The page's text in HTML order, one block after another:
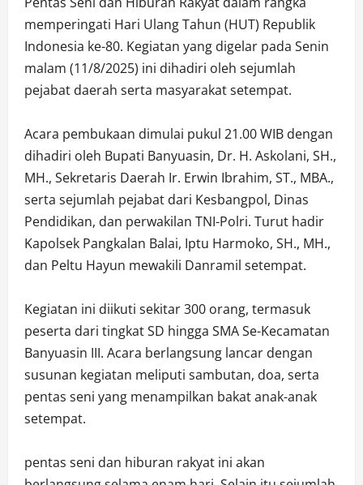
memperingati Hari Ulang Tahun (HUT) Republik
Indonesia ke-80. Kegiatan yang digelar pada Senin
malam (11/8/2025) ini dihadiri oleh sejumlah
pejabat daerah serta masyarakat setempat.
Acara pembukaan dimulai pukul 21.00 WIB dengan
dihadiri oleh Bupati Banyuasin, Dr. H. Askolani, SH.,
MH., Sekretaris Daerah Ir. Erwin Ibrahim, ST., MBA.,
serta sejumlah pejabat dari Kesbangpol, Dinas
Pendidikan, dan perwakilan TNI-Polri. Turut hadir
Kapolsek Pangkalan Balai, Iptu Harmoko, SH., MH.,
dan Peltu Hayun mewakili Danramil setempat.
Kegiatan ini diikuti sekitar 300 orang, termasuk
peserta dari tingkat SD hingga SMA Se-Kecamatan
Banyuasin III. Acara berlangsung lancar dengan
susunan kegiatan meliputi sambutan, doa, serta
pentas seni yang menampilkan bakat anak-anak
setempat.
pentas seni dan hiburan rakyat ini akan